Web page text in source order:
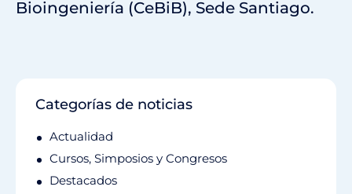
Bioingeniería (CeBiB), Sede Santiago.
Categorías de noticias
Actualidad
Cursos, Simposios y Congresos
Destacados